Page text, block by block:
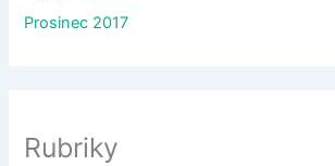
Prosinec 2017
Rubriky